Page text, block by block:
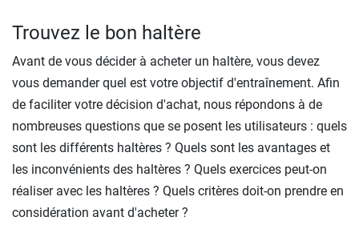
Trouvez le bon haltère
Avant de vous décider à acheter un haltère, vous devez
vous demander quel est votre objectif d'entraînement. Afin
de faciliter votre décision d'achat, nous répondons à de
nombreuses questions que se posent les utilisateurs : quels
sont les différents haltères ? Quels sont les avantages et
les inconvénients des haltères ? Quels exercices peut-on
réaliser avec les haltères ? Quels critères doit-on prendre en
considération avant d'acheter ?